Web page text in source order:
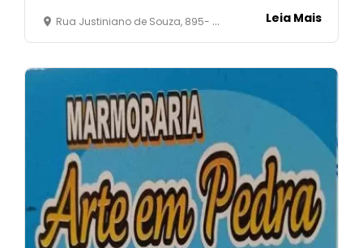
Rua Justiniano de Souza, 895- Rasa -Armação dos Búzios - RJ Leia Mais